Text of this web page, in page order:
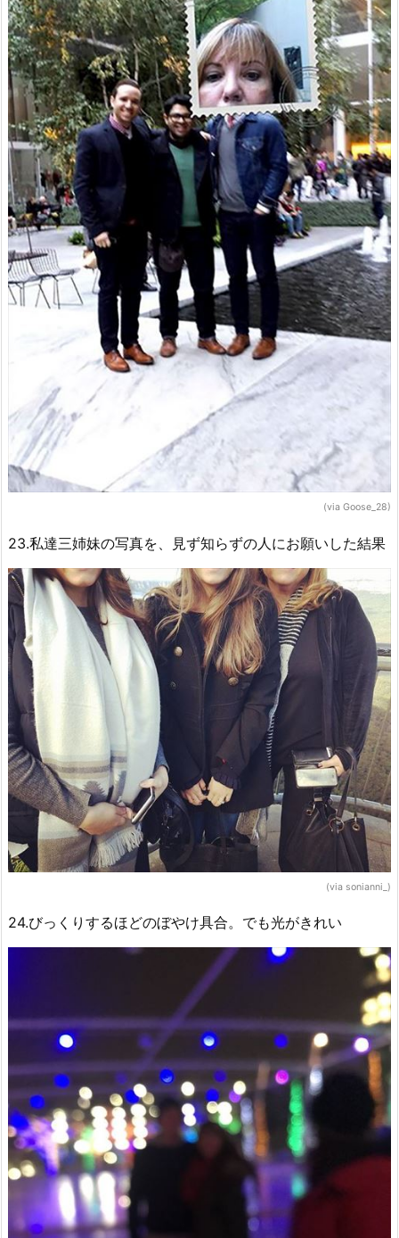
(via Goose_28)
23.私達三姉妹の写真を、見ず知らずの人にお願いした結果
(via sonianni_)
24.びっくりするほどのぼやけ具合。でも光がきれい